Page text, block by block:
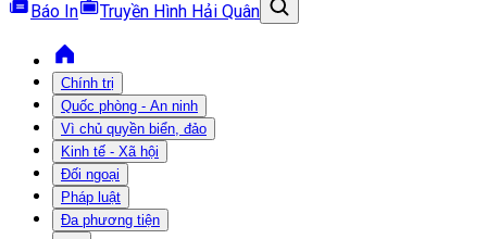
Báo In Truyền Hình Hải Quân
Chính trị
Quốc phòng - An ninh
Vì chủ quyền biển, đảo
Kinh tế - Xã hội
Đối ngoại
Pháp luật
Đa phương tiện